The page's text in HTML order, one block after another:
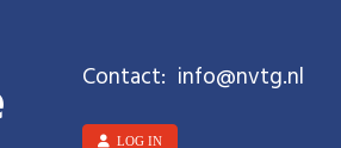
Contact: ofni@nvtg.nl
LOG IN